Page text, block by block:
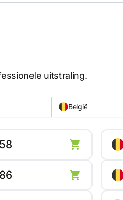
uitstraling.
België